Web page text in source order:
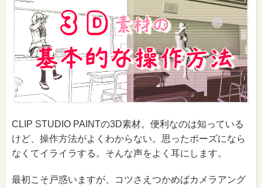
CLIP STUDIO PAINTの3D素材。便利なのは知っている
けど、操作方法がよくわからない。思ったポーズになら
なくてイライラする。そんな声をよく耳にします。
最初こそ戸惑いますが、コツさえつかめばカメラアング